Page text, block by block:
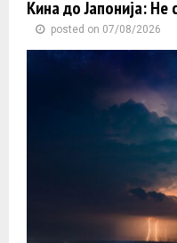
Кина до Јапонија: Не
posted on 07/08/2026